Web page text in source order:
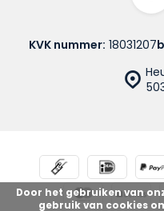
KVK nummer: 18031207
Door het gebruiken van
gebruik van cookies